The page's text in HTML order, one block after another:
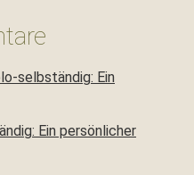
selbständig: Ein
Ein persönlicher